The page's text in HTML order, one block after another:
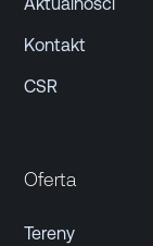
Aktualności
Kontakt
CSR
Oferta
Tereny